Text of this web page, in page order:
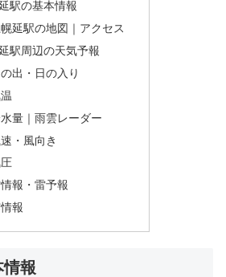
駅の基本情報
幌延駅の地図｜アクセス
延駅周辺の天気予報
出・日の入り
水量｜雨雲レーダー
・風向き
報・雷予報
報
報